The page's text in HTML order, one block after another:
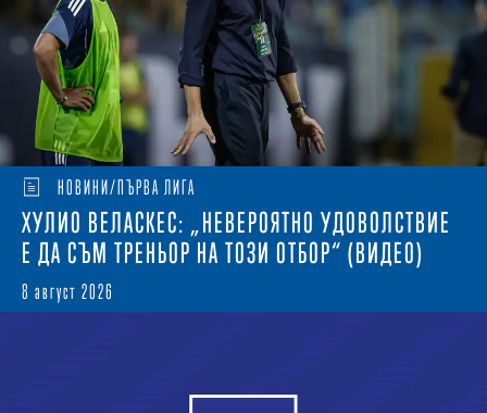
НОВИНИ/ПЪРВА ЛИГА
ХУЛИО ВЕЛАСКЕС: „НЕВЕРОЯТНО УДОВОЛСТВИЕ
Е ДА СЪМ ТРЕНЬОР НА ТОЗИ ОТБОР“ (ВИДЕО)
8 август 2026